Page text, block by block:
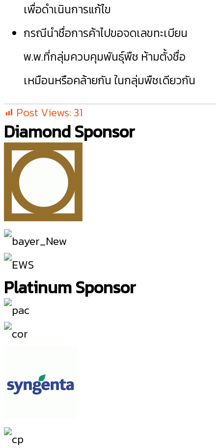
เพื่อดำเนินการแก้ไข
กรณีนำชื่อการค้าไปขอจดเลขทะเบียน
พ.พ.ที่กลุ่มควบคุมพันธุ์พืช ห้ามตั้งชื่อ
เหมือนหรือคล้ายกัน ในกลุ่มพืชเดียวกัน
Post Views: 31
Diamond Sponsor
Platinum Sponsor